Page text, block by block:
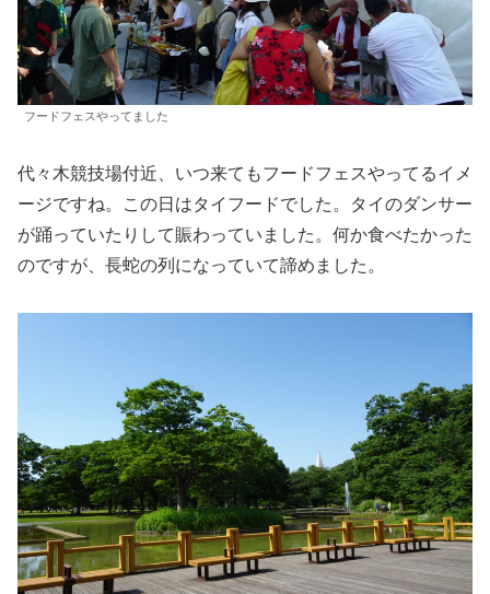
フードフェスやってました
代々木競技場付近、いつ来てもフードフェスやってるイメ
ージですね。この日はタイフードでした。タイのダンサー
が踊っていたりして賑わっていました。何か食べたかった
のですが、長蛇の列になっていて諦めました。